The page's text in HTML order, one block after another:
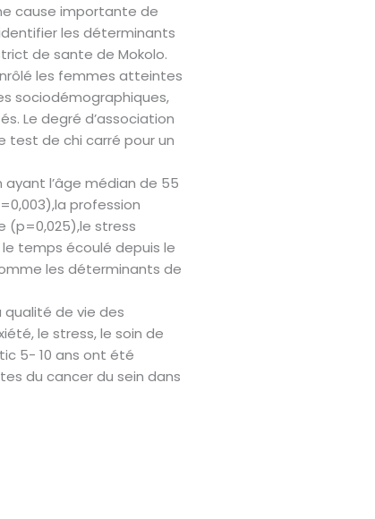
cause importante de
les déterminants
de sante de Mokolo.
les femmes atteintes
sociodémographiques,
Le degré d’association
test de chi carré pour un
l’âge médian de 55
profession
(p=0,025),le stress
temps écoulé depuis le
les déterminants de
de vie des
le stress, le soin de
5- 10 ans ont été
du cancer du sein dans